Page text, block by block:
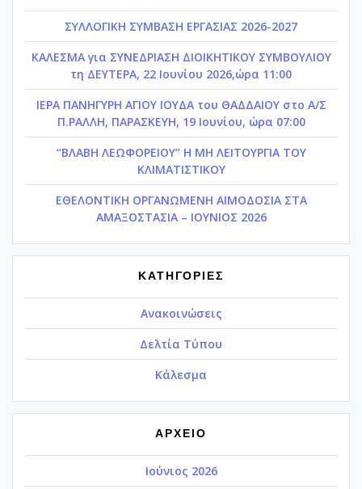
ΣΥΛΛΟΓΙΚΗ ΣΥΜΒΑΣΗ ΕΡΓΑΣΙΑΣ 2026-2027
ΚΑΛΕΣΜΑ για ΣΥΝΕΔΡΙΑΣΗ ΔΙΟΙΚΗΤΙΚΟΥ ΣΥΜΒΟΥΛΙΟΥ
τη ΔΕΥΤΕΡΑ, 22 Ιουνίου 2026,ώρα 11:00
ΙΕΡΑ ΠΑΝΗΓΥΡΗ ΑΓΙΟΥ ΙΟΥΔΑ του ΘΑΔΔΑΙΟΥ στο Α/Σ
Π.ΡΑΛΛΗ, ΠΑΡΑΣΚΕΥΗ, 19 Ιουνίου, ώρα 07:00
“ΒΛΑΒΗ ΛΕΩΦΟΡΕΙΟΥ” Η ΜΗ ΛΕΙΤΟΥΡΓΙΑ ΤΟΥ
ΚΛΙΜΑΤΙΣΤΙΚΟΥ
ΕΘΕΛΟΝΤΙΚΗ ΟΡΓΑΝΩΜΕΝΗ ΑΙΜΟΔΟΣΙΑ ΣΤΑ
ΑΜΑΞΟΣΤΑΣΙΑ – ΙΟΥΝΙΟΣ 2026
ΚΑΤΗΓΟΡΙΕΣ
Ανακοινώσεις
Δελτία Τύπου
Κάλεσμα
ΑΡΧΕΙΟ
Ιούνιος 2026